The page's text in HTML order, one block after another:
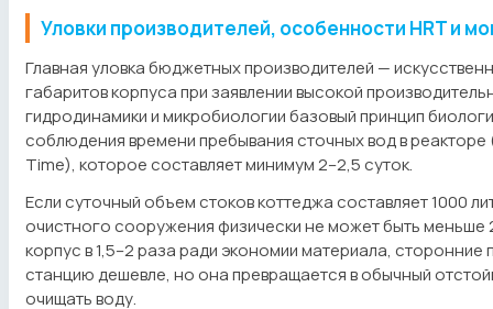
Уловки производителей, особенности HRT и
Главная уловка бюджетных производителей —
габаритов корпуса при заявлении высокой
гидродинамики и микробиологии базовый принцип
соблюдения времени пребывания сточных вод в
Time), которое составляет минимум 2–2,5 суток.
Если суточный объем стоков коттеджа составляет 1000
очистного сооружения физически не может быть меньше
корпус в 1,5–2 раза ради экономии материала, сторонние
станцию дешевле, но она превращается в обычный
очищать воду.